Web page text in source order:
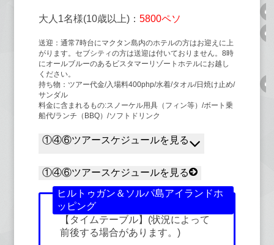
大人1名様(10歳以上)：5800ペソ
送迎：通常7時台にマクタン島内のホテルの方はお迎えに上
がります。セブシティの方は送迎は付いておりません。8時
にオールブルーのあるビスタマーリゾートホテルにお越し
ください。
持ち物：ツアー代金/入場料400php/水着/タオル/日焼け止め/
サンダル
料金に含まれるもの:スノーケル用具（フィン等）/ボート乗
船代/ランチ（BBQ）/ソフトドリンク
①④⑥ツアースケジュールを見る
①④⑥ツアースケジュールを見る
ヒルトゥガン＆ソルパ島アイランドホ
ッピング
【タイムテーブル】(状況によって
前後する場合があります。)